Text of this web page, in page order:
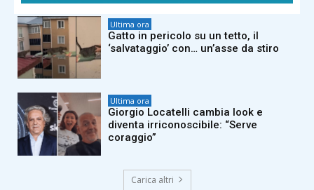
Ultima ora
Gatto in pericolo su un tetto, il
‘salvataggio’ con… un’asse da stiro
Ultima ora
Giorgio Locatelli cambia look e
diventa irriconoscibile: “Serve
coraggio”
Carica altri